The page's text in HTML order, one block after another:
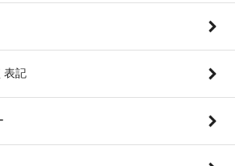
表記